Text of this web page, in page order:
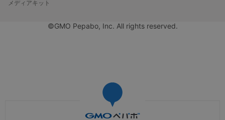
メディアキット
©GMO Pepabo, Inc. All rights reserved.